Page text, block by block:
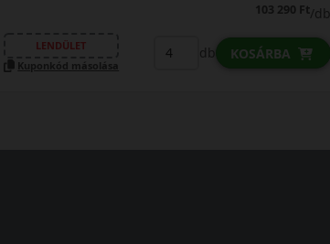
103 290 Ft/db
LENDÜLET
Kuponkód másolása
db KOSÁRBA